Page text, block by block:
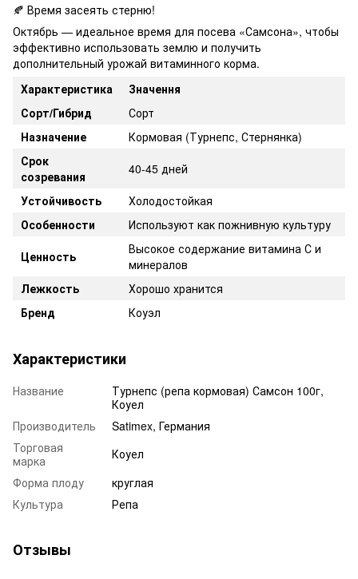
🍂 Время засеять стерню!
Октябрь — идеальное время для посева «Самсона», чтобы
эффективно использовать землю и получить
дополнительный урожай витаминного корма.
Характеристика
Значення
Сорт/Гибрид
Сорт
Назначение
Кормовая (Турнепс, Стернянка)
Срок
созревания
40-45 дней
Устойчивость
Холодостойкая
Особенности
Используют как пожнивную культуру
Ценность
Высокое содержание витамина С и
минералов
Лежкость
Хорошо хранится
Бренд
Коуэл
Характеристики
Название
Турнепс (репа кормовая) Самсон 100г,
Коуел
Производитель
Satimex, Германия
Торговая
марка
Коуел
Форма плоду
круглая
Культура
Репа
Отзывы